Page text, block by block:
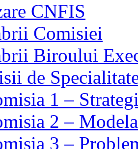
CNFIS
Comisiei
Biroului
de
1 –
2 –
3 –